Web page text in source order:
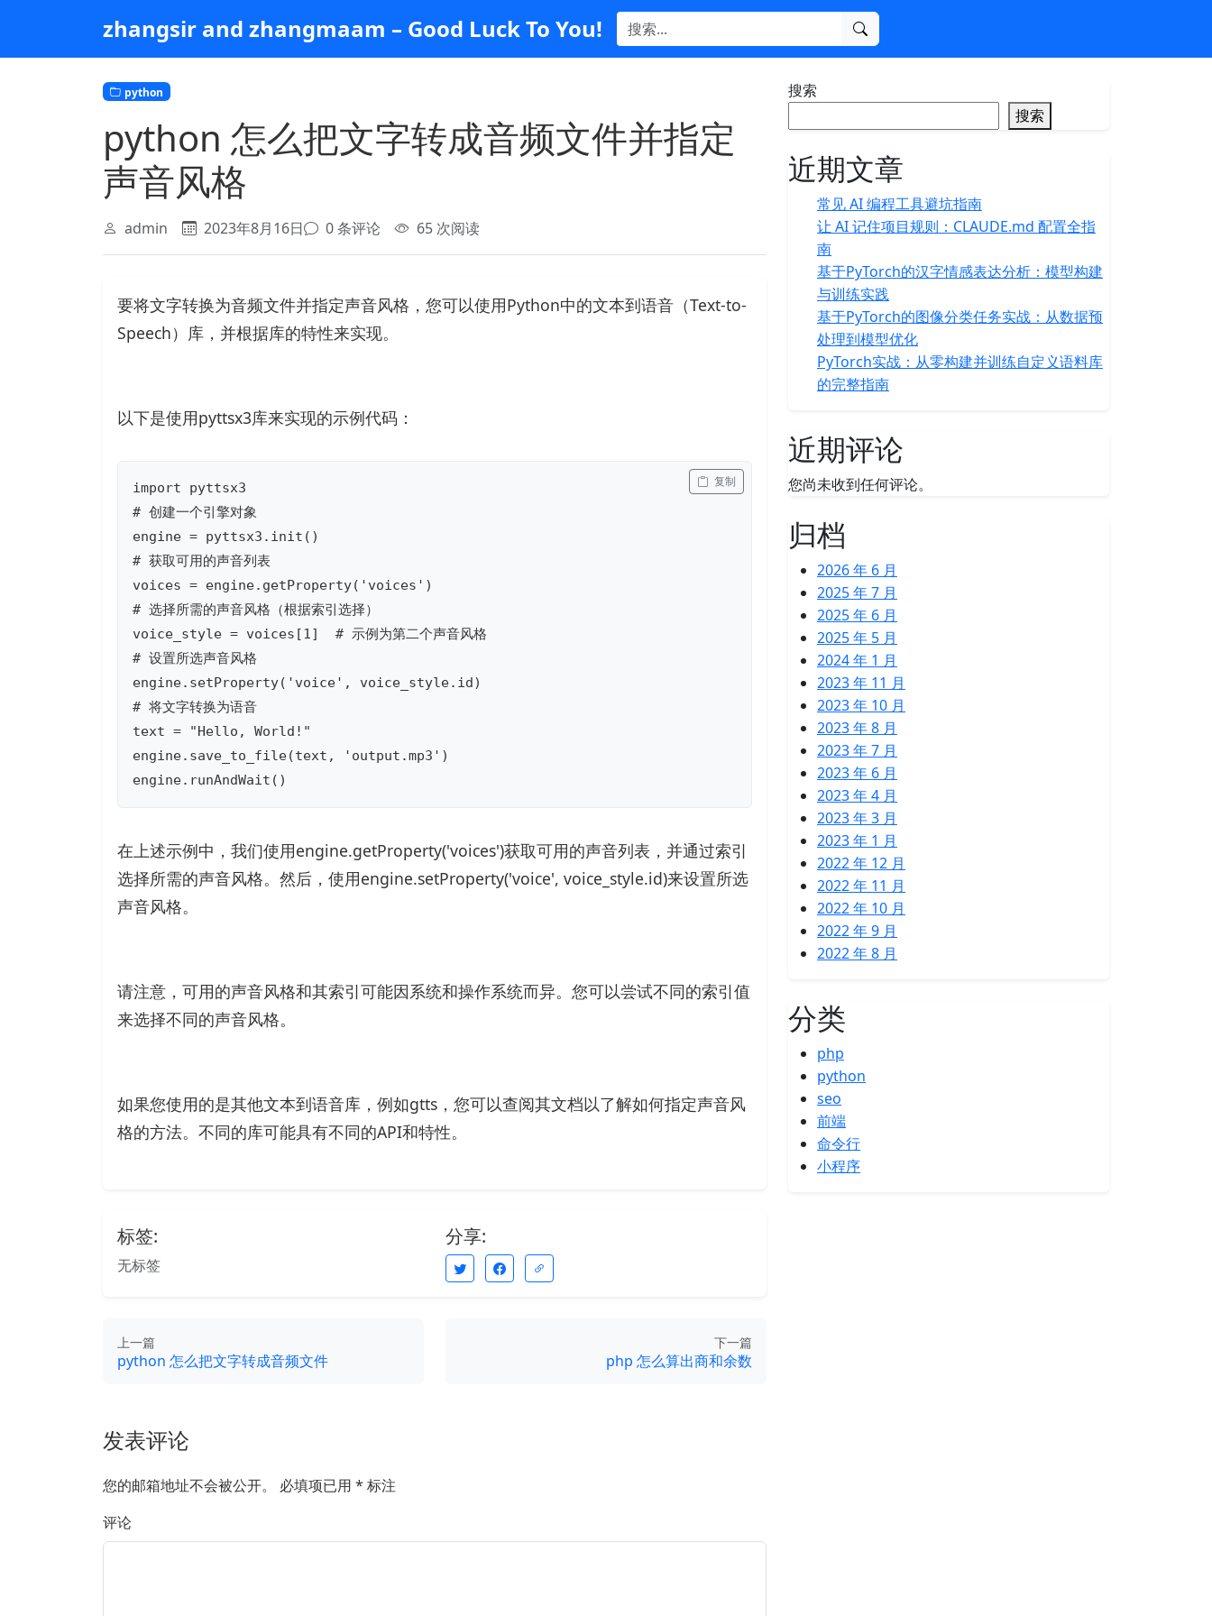
主
zhangsir and zhangmaam – Good Luck To You!
搜索
python
python 怎么把文字转成音频文件并指定
声音风格
admin 2023年8月16日 0 条评论 65 次阅读
要将文字转换为音频文件并指定声音风格，您可以使用Python中的文本到语音（Text-to-
Speech）库，并根据库的特性来实现。
以下是使用pyttsx3库来实现的示例代码：
import pyttsx3
# 创建一个引擎对象
engine = pyttsx3.init()
# 获取可用的声音列表
voices = engine.getProperty('voices')
# 选择所需的声音风格（根据索引选择）
voice_style = voices[1]  # 示例为第二个声音风格
# 设置所选声音风格
engine.setProperty('voice', voice_style.id)
# 将文字转换为语音
text = "Hello, World!"
engine.save_to_file(text, 'output.mp3')
engine.runAndWait()
复制
在上述示例中，我们使用engine.getProperty('voices')获取可用的声音列表，并通过索引
选择所需的声音风格。然后，使用engine.setProperty('voice', voice_style.id)来设置所选
声音风格。
请注意，可用的声音风格和其索引可能因系统和操作系统而异。您可以尝试不同的索引值
来选择不同的声音风格。
如果您使用的是其他文本到语音库，例如gtts，您可以查阅其文档以了解如何指定声音风
格的方法。不同的库可能具有不同的API和特性。
标签:
无标签
分享:
上一篇
python 怎么把文字转成音频文件
下一篇
php 怎么算出商和余数
发表评论
您的邮箱地址不会被公开。 必填项已用 * 标注
评论
搜索
搜索
近期文章
常见 AI 编程工具避坑指南
让 AI 记住项目规则：CLAUDE.md 配置全指
南
基于PyTorch的汉字情感表达分析：模型构建
与训练实践
基于PyTorch的图像分类任务实战：从数据预
处理到模型优化
PyTorch实战：从零构建并训练自定义语料库
的完整指南
近期评论
您尚未收到任何评论。
归档
2026 年 6 月
2025 年 7 月
2025 年 6 月
2025 年 5 月
2024 年 1 月
2023 年 11 月
2023 年 10 月
2023 年 8 月
2023 年 7 月
2023 年 6 月
2023 年 4 月
2023 年 3 月
2023 年 1 月
2022 年 12 月
2022 年 11 月
2022 年 10 月
2022 年 9 月
2022 年 8 月
分类
php
python
seo
前端
命令行
小程序